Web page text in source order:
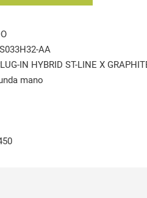
AA
IN HYBRID ST-LINE X
mano